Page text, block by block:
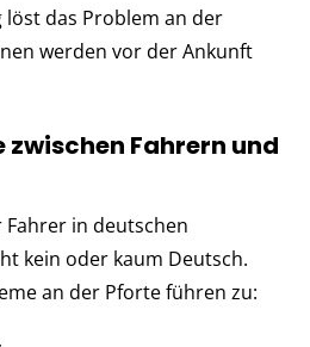
das Problem an der
werden vor der Ankunft
Fahrern und
in deutschen
kein oder kaum Deutsch.
an der Pforte führen zu: